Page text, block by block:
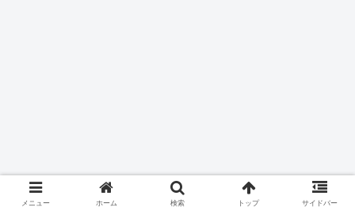
メニュー ホーム 検索 トップ サイドバー